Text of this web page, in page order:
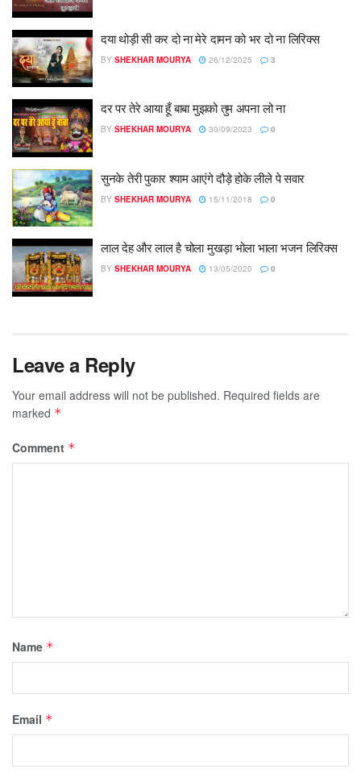
दया थोड़ी सी कर दो ना मेरे दामन को भर दो ना लिरिक्स
BY SHEKHAR MOURYA 26/12/2025 3
दर पर तेरे आया हूँ बाबा मुझको तुम अपना लो ना
BY SHEKHAR MOURYA 30/09/2023 0
सुनके तेरी पुकार श्याम आएंगे दौड़े होके लीले पे सवार
BY SHEKHAR MOURYA 15/11/2018 0
लाल देह और लाल है चोला मुखड़ा भोला भाला भजन लिरिक्स
BY SHEKHAR MOURYA 13/05/2020 0
Leave a Reply
Your email address will not be published. Required fields are
marked *
Comment *
Name *
Email *